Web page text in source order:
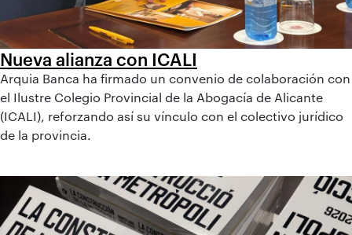
Nueva alianza con ICALI
Arquia Banca ha firmado un convenio de colaboración con
el Ilustre Colegio Provincial de la Abogacía de Alicante
(ICALI), reforzando así su vínculo con el colectivo jurídico
de la provincia.